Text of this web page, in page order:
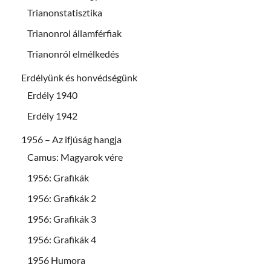
Trianonstatisztika
Trianonrol államférfiak
Trianonról elmélkedés
Erdélyünk és honvédségünk
Erdély 1940
Erdély 1942
1956 – Az ifjúság hangja
Camus: Magyarok vére
1956: Grafikák
1956: Grafikák 2
1956: Grafikák 3
1956: Grafikák 4
1956 Humora